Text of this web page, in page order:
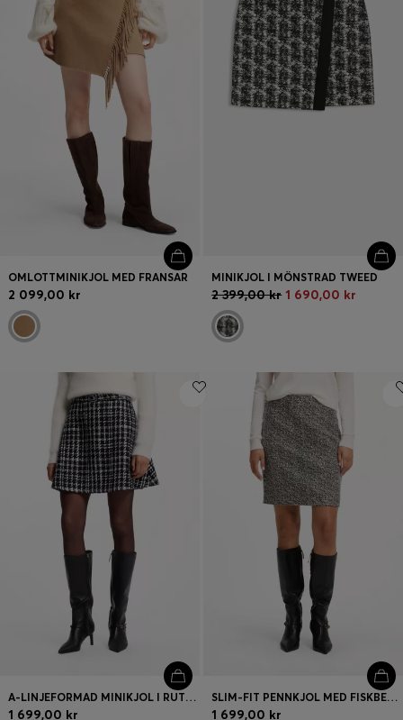
Logga in / Registrera dig
Favorit (
artiklar)
FAQ & Hjälp
Hitta en butik
SE kr
OMLOTTMINIKJOL MED FRANSAR
2 099,00 kr
MINIKJOL I MÖNSTRAD TWEED
2 399,00 kr 1 690,00 kr
A-LINJEFORMAD MINIKJOL I RUTIG BOUCLÉ
1 699,00 kr
SLIM-FIT PENNKJOL MED FISKBENSMÖNSTER
1 699,00 kr